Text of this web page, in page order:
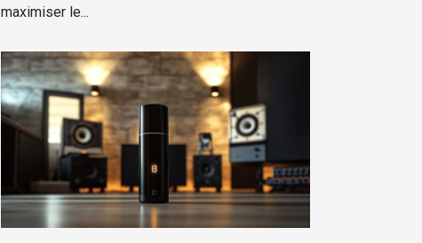
maximiser le...